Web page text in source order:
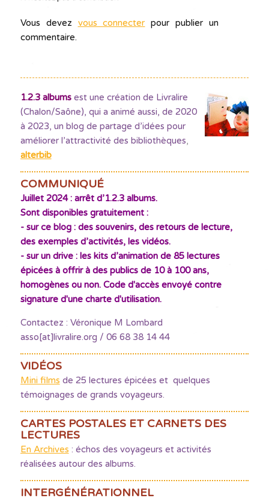
Vous devez vous connecter pour publier un
commentaire.
1.2.3 albumsest une création de Livralire
(Chalon/Saône), qui a animé aussi, de 2020
à 2023, un blog de partage d’idées pour
améliorer l’attractivité des bibliothèques,
alterbib
COMMUNIQUÉ
Juillet 2024 : arrêt d’1.2.3 albums.
Sont disponibles gratuitement :
- sur ce blog : des souvenirs, des retours de lecture,
des exemples d’activités, les vidéos.
- sur un drive : les kits d’animation de 85 lectures
épicées à offrir à des publics de 10 à 100 ans,
homogènes ou non. Code d'accès envoyé contre
signature d'une charte d'utilisation.
Contactez : Véronique M Lombard
asso[at]livralire.org / 06 68 38 14 44
VIDÉOS
Mini films de 25 lectures épicées et quelques
témoignages de grands voyageurs.
CARTES POSTALES ET CARNETS DES
LECTURES
En Archives : échos des voyageurs et activités
réalisées autour des albums.
INTERGÉNÉRATIONNEL